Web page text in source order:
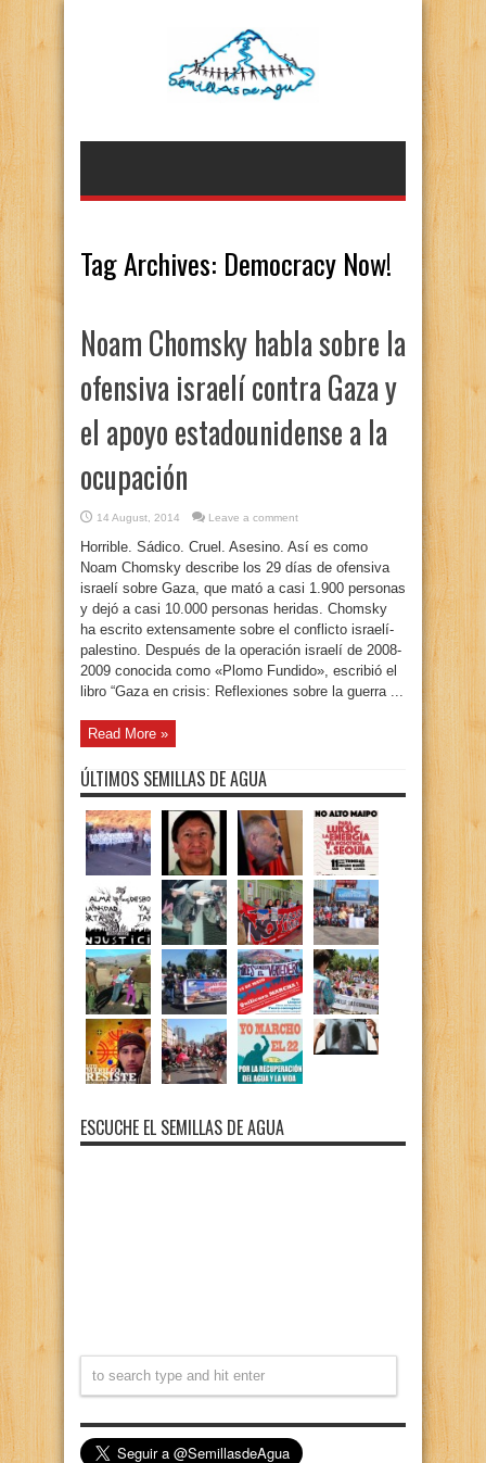
Tag Archives: Democracy Now!
Noam Chomsky habla sobre la
ofensiva israelí contra Gaza y
el apoyo estadounidense a la
ocupación
14 August, 2014 Leave a comment
Horrible. Sádico. Cruel. Asesino. Así es como
Noam Chomsky describe los 29 días de ofensiva
israelí sobre Gaza, que mató a casi 1.900 personas
y dejó a casi 10.000 personas heridas. Chomsky
ha escrito extensamente sobre el conflicto israelí-
palestino. Después de la operación israelí de 2008-
2009 conocida como «Plomo Fundido», escribió el
libro “Gaza en crisis: Reflexiones sobre la guerra ...
Read More »
ÚLTIMOS SEMILLAS DE AGUA
ESCUCHE EL SEMILLAS DE AGUA